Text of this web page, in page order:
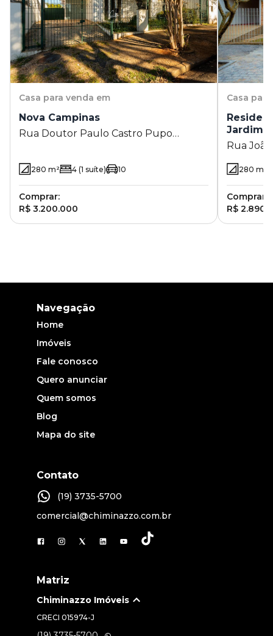
Casa para venda em
Nova Campinas
Rua Doutor Paulo Castro Pupo
Campinas - SP
280 m² 4 (1 suíte) 10
Comprar:
R$ 3.200.000
Casa
Jardim
Rua
Jardim
280 m²
Comprar:
R$
Navegação
Home
Imóveis
Fale conosco
Quero anunciar
Quem somos
Blog
Mapa do site
Contato
(19) 3735-5700
comercial@chiminazzo.com.br
Matriz
Chiminazzo Imóveis
CRECI 015974-J